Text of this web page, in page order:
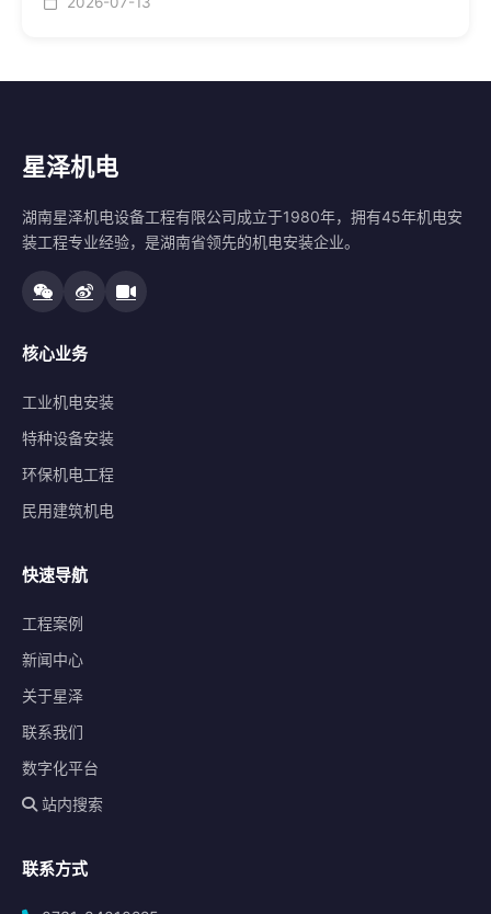
星泽机电
湖南星泽机电设备工程有限公司成立于1980年，拥有45年机电安
装工程专业经验，是湖南省领先的机电安装企业。
核心业务
工业机电安装
特种设备安装
环保机电工程
民用建筑机电
快速导航
工程案例
新闻中心
关于星泽
联系我们
数字化平台
站内搜索
联系方式